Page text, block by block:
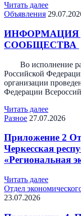
Читать далее
Объявления
ИНФОРМАЦИЯ
СООБЩЕСТВА
Во исполнение
Российской
организации
Федерации
Читать далее
Разное 27.07.2026
Приложение 2
Черкесская
«Региональная
Читать далее
Отдел
23.07.2026